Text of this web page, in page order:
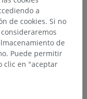
a
de cookies. Si no
de
Puede permitir
clic en "aceptar